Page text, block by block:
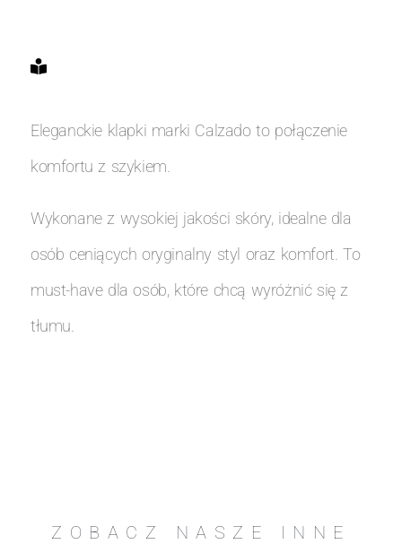
Eleganckie klapki marki Calzado to połączenie
komfortu z szykiem.
Wykonane z wysokiej jakości skóry, idealne dla
osób ceniących oryginalny styl oraz komfort. To
must-have dla osób, które chcą wyróżnić się z
tłumu.
ZOBACZ NASZE INNE